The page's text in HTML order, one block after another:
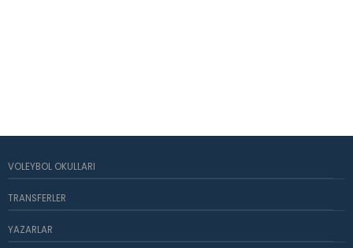
VOLEYBOL OKULLARI
TRANSFERLER
YAZARLAR